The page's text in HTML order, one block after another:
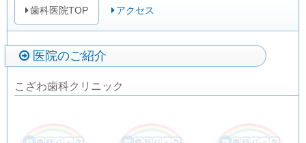
歯科医院TOP アクセス
医院のご紹介
こざわ歯科クリニック